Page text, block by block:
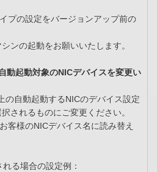
プの設定をバージョンアップ前の
ンの起動をお願いいたします。
動起動対象のNICデバイスを変更い
の自動起動するNICのデバイス設定
されるものにご変更ください。
客様のNICデバイス名に読み替え
る場合の設定例：